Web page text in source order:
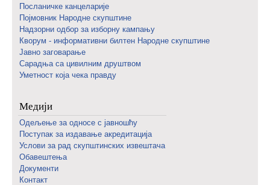
Посланичке канцеларије
Појмовник Народне скупштине
Надзорни одбор за изборну кампању
Кворум - информативни билтен Народне скупштине
Јавно заговарање
Сарадња са цивилним друштвом
Уметност која чека правду
Медији
Одељење за односе с јавношћу
Поступак за издавање акредитација
Услови за рад скупштинских извештача
Обавештења
Документи
Контакт